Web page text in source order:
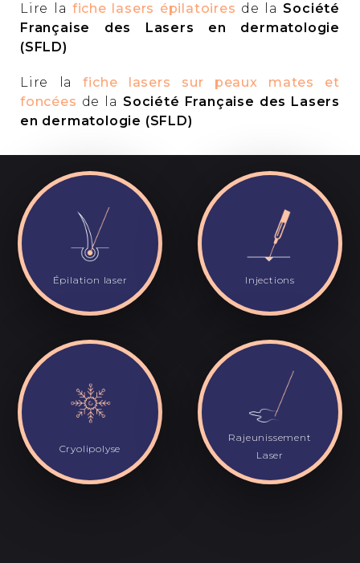
Lire la fiche lasers épilatoires de la Société
Française des Lasers en dermatologie
(SFLD)
Lire lafiche lasers sur peaux mates et
foncées de la Société Française des Lasers
en dermatologie (SFLD)
Épilation laser Injections
Cryolipolyse
Rajeunissement
Laser